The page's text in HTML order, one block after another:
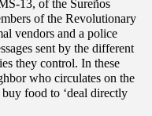
13, of the Sureños
of the Revolutionary
vendors and a police
sent by the different
they control. In these
who circulates on the
food to ‘deal directly